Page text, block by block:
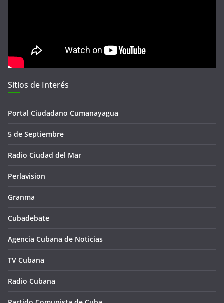
Sitios de Interés
Portal Ciudadano Cumanayagua
5 de Septiembre
Radio Ciudad del Mar
Perlavision
Granma
Cubadebate
Agencia Cubana de Noticias
TV Cubana
Radio Cubana